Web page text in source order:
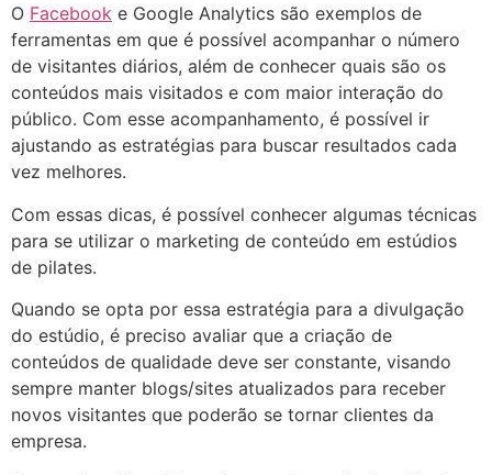
O Facebook e Google Analytics são exemplos de
ferramentas em que é possível acompanhar o número
de visitantes diários, além de conhecer quais são os
conteúdos mais visitados e com maior interação do
público. Com esse acompanhamento, é possível ir
ajustando as estratégias para buscar resultados cada
vez melhores.
Com essas dicas, é possível conhecer algumas técnicas
para se utilizar o marketing de conteúdo em estúdios
de pilates.
Quando se opta por essa estratégia para a divulgação
do estúdio, é preciso avaliar que a criação de
conteúdos de qualidade deve ser constante, visando
sempre manter blogs/sites atualizados para receber
novos visitantes que poderão se tornar clientes da
empresa.